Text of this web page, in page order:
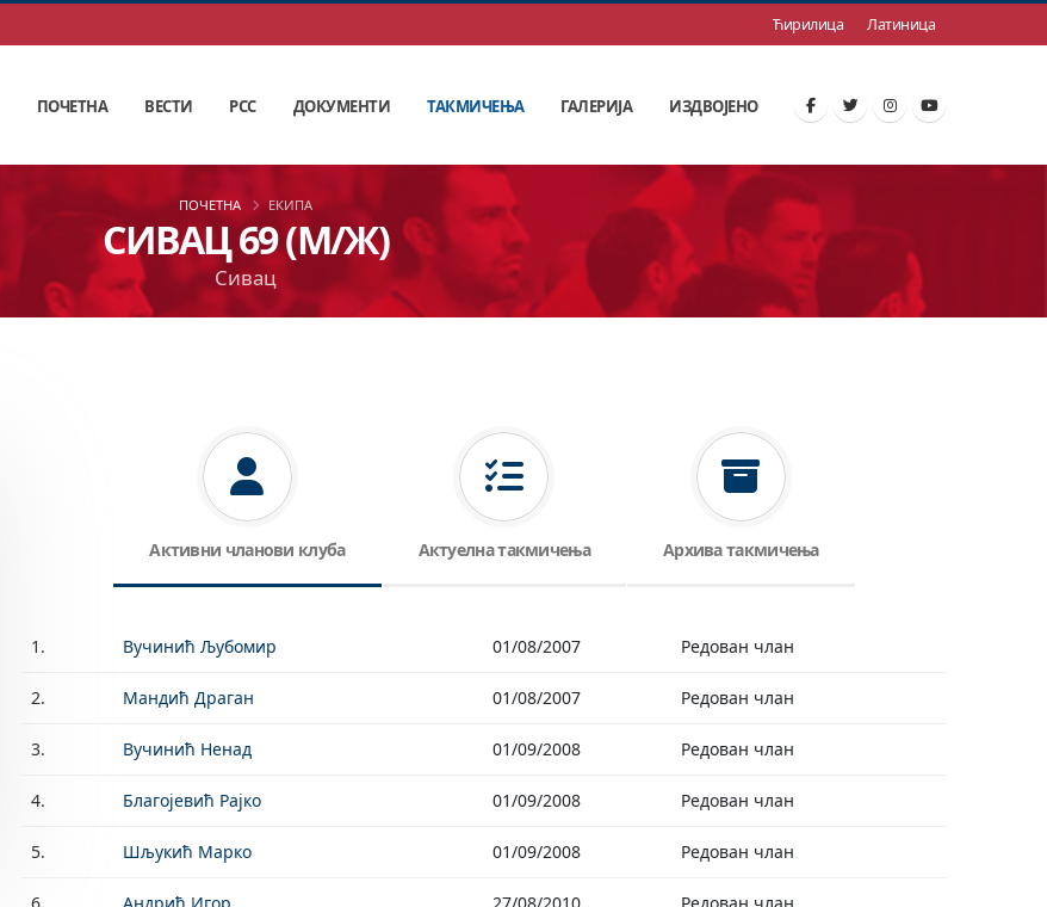
Ћирилица Латиница
ПОЧЕТНА ВЕСТИ РСС ДОКУМЕНТИ ТАКМИЧЕЊА ГАЛЕРИЈА ИЗДВОЈЕНО
СИВАЦ 69 (М/Ж)
Сивац
ПОЧЕТНА ЕКИПА
Активни чланови клуба Актуелна такмичења Архива такмичења
1. Вучинић Љубомир 01/08/2007 Редован члан
2. Мандић Драган 01/08/2007 Редован члан
3. Вучинић Ненад 01/09/2008 Редован члан
4. Благојевић Рајко 01/09/2008 Редован члан
5. Шљукић Марко 01/09/2008 Редован члан